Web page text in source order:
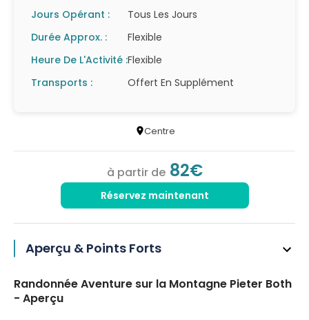
Jours Opérant :
Tous Les Jours
Durée Approx. :
Flexible
Heure De L'Activité :Flexible
Transports :
Offert En Supplément
Centre
à partir de 82€
Réservez maintenant
Aperçu & Points Forts
Randonnée Aventure sur la Montagne Pieter Both
- Aperçu